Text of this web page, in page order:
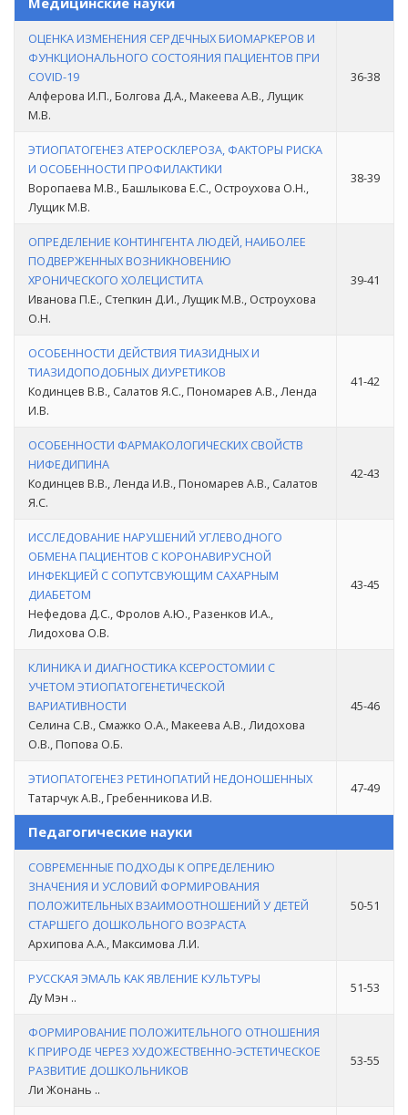
ОЦЕНКА ИЗМЕНЕНИЯ СЕРДЕЧНЫХ БИОМАРКЕРОВ И
ФУНКЦИОНАЛЬНОГО СОСТОЯНИЯ ПАЦИЕНТОВ ПРИ
COVID-19
Алферова И.П., Болгова Д.А., Макеева А.В., Лущик
М.В.
36-38
ЭТИОПАТОГЕНЕЗ АТЕРОСКЛЕРОЗА, ФАКТОРЫ РИСКА
И ОСОБЕННОСТИ ПРОФИЛАКТИКИ
Воропаева М.В., Башлыкова Е.С., Остроухова О.Н.,
Лущик М.В.
38-39
ОПРЕДЕЛЕНИЕ КОНТИНГЕНТА ЛЮДЕЙ, НАИБОЛЕЕ
ПОДВЕРЖЕННЫХ ВОЗНИКНОВЕНИЮ
ХРОНИЧЕСКОГО ХОЛЕЦИСТИТА
Иванова П.Е., Степкин Д.И., Лущик М.В., Остроухова
О.Н.
39-41
ОСОБЕННОСТИ ДЕЙСТВИЯ ТИАЗИДНЫХ И
ТИАЗИДОПОДОБНЫХ ДИУРЕТИКОВ
Кодинцев В.В., Салатов Я.С., Пономарев А.В., Ленда
И.В.
41-42
ОСОБЕННОСТИ ФАРМАКОЛОГИЧЕСКИХ СВОЙСТВ
НИФЕДИПИНА
Кодинцев В.В., Ленда И.В., Пономарев А.В., Салатов
Я.С.
42-43
ИССЛЕДОВАНИЕ НАРУШЕНИЙ УГЛЕВОДНОГО
ОБМЕНА ПАЦИЕНТОВ С КОРОНАВИРУСНОЙ
ИНФЕКЦИЕЙ С СОПУТСВУЮЩИМ САХАРНЫМ
ДИАБЕТОМ
Нефедова Д.С., Фролов А.Ю., Разенков И.А.,
Лидохова О.В.
43-45
КЛИНИКА И ДИАГНОСТИКА КСЕРОСТОМИИ С
УЧЕТОМ ЭТИОПАТОГЕНЕТИЧЕСКОЙ
ВАРИАТИВНОСТИ
Селина С.В., Смажко О.А., Макеева А.В., Лидохова
О.В., Попова О.Б.
45-46
ЭТИОПАТОГЕНЕЗ РЕТИНОПАТИЙ НЕДОНОШЕННЫХ
Татарчук А.В., Гребенникова И.В.
47-49
Педагогические науки
СОВРЕМЕННЫЕ ПОДХОДЫ К ОПРЕДЕЛЕНИЮ
ЗНАЧЕНИЯ И УСЛОВИЙ ФОРМИРОВАНИЯ
ПОЛОЖИТЕЛЬНЫХ ВЗАИМООТНОШЕНИЙ У ДЕТЕЙ
СТАРШЕГО ДОШКОЛЬНОГО ВОЗРАСТА
Архипова А.А., Максимова Л.И.
50-51
РУССКАЯ ЭМАЛЬ КАК ЯВЛЕНИЕ КУЛЬТУРЫ
Ду Мэн ..
51-53
ФОРМИРОВАНИЕ ПОЛОЖИТЕЛЬНОГО ОТНОШЕНИЯ
К ПРИРОДЕ ЧЕРЕЗ ХУДОЖЕСТВЕННО-ЭСТЕТИЧЕСКОЕ
РАЗВИТИЕ ДОШКОЛЬНИКОВ
Ли Жонань ..
53-55